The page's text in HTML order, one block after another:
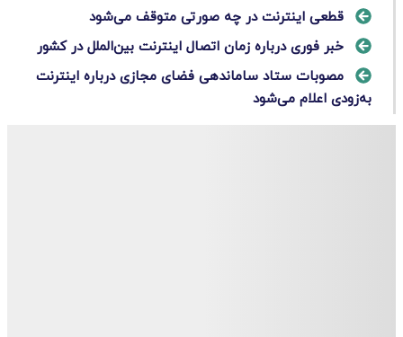
قطعی اینترنت در چه صورتی متوقف می‌شود
خبر فوری درباره زمان اتصال اینترنت بین‌الملل در کشور
مصوبات ستاد ساماندهی فضای مجازی درباره اینترنت
به‌زودی اعلام می‌شود